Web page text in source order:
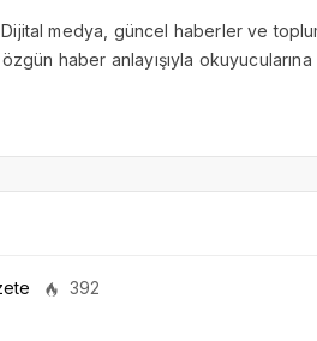
medya, güncel haberler ve
haber anlayışıyla
392